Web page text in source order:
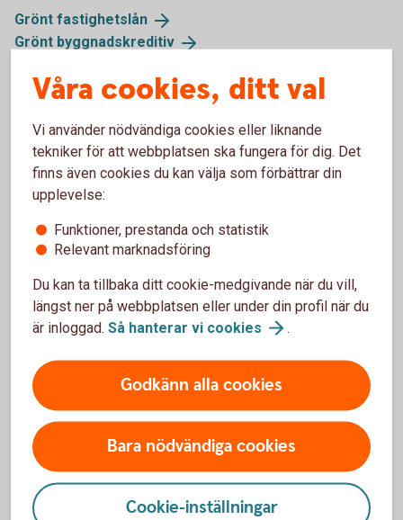
Grönt fastighetslån
Grönt byggnadskreditiv
Byggnadskreditiv
Skaffa fastighetslån i
Swedbank Hypotek
Ansök om fastighetslån i
Ansök
online
Våra cookies, ditt val
Vi använder nödvändiga cookies eller liknande
tekniker för att webbplatsen ska fungera för dig. Det
finns även cookies du kan välja som förbättrar din
upplevelse:
Funktioner, prestanda och statistik
Relevant marknadsföring
Du kan ta tillbaka ditt cookie-medgivande när du vill,
längst ner på webbplatsen eller under din profil när du
är inloggad. Så hanterar vi cookies .
Godkänn alla cookies
Bara nödvändiga cookies
Cookie-inställningar